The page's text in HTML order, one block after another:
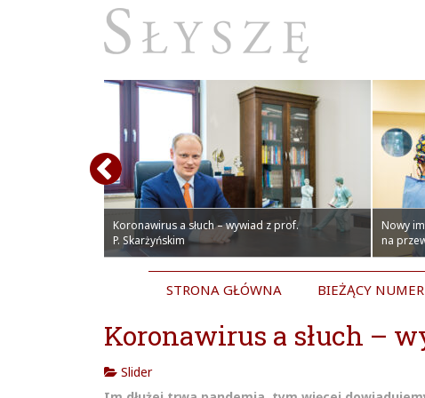
Koronawirus a słuch – wywiad z prof.
P. Skarżyńskim
Nowy
na
STRONA GŁÓWNA BIEŻĄCY NUMER
Koronawirus a słuch –
Slider